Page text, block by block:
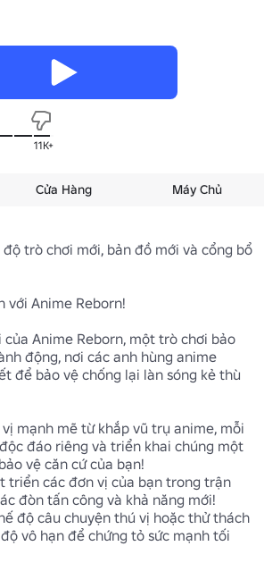
11K+
Cửa Hàng Máy Chủ
trò chơi mới, bản đồ mới và cổng bổ
với Anime Reborn!
Anime Reborn, một trò chơi bảo
động, nơi các anh hùng anime
để bảo vệ chống lại làn sóng kẻ thù
vị mạnh mẽ từ khắp vũ trụ anime, mỗi
đáo riêng và triển khai chúng một
vệ căn cứ của bạn!
triển các đơn vị của bạn trong trận
đòn tấn công và khả năng mới!
độ câu chuyện thú vị hoặc thử thách
vô hạn để chứng tỏ sức mạnh tối